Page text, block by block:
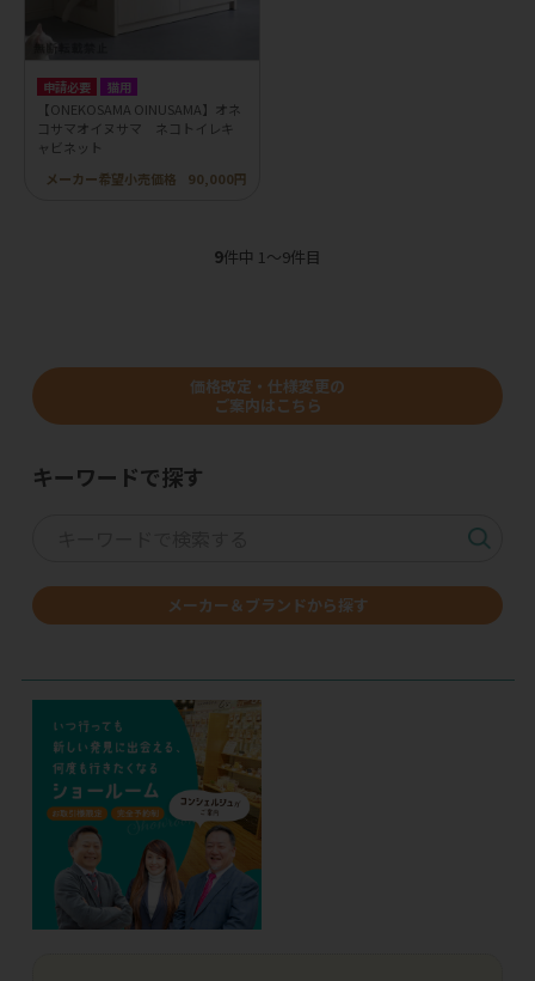
申請必要 猫用
【ONEKOSAMA OINUSAMA】オネ
コサマオイヌサマ ネコトイレキ
ャビネット
メーカー希望小売価格
90,000円
9件中 1〜9件目
価格改定・仕様変更の
ご案内はこちら
キーワードで探す
メーカー＆ブランドから探す